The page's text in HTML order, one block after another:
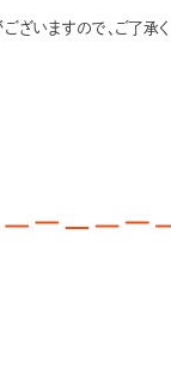
いますので、ご了承く